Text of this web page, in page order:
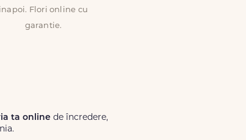
inapoi. Flori online cu
garantie.
ta online de încredere,